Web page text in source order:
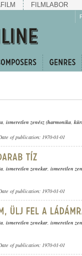
FILMLABOR
, ismeretlen zenész (harmonika,
of publication: 1970-01-01
, ismeretlen zenekar, ismeretlen
of publication: 1970-01-01
, ismeretlen zenekar, ismeretlen
of publication: 1970-01-01